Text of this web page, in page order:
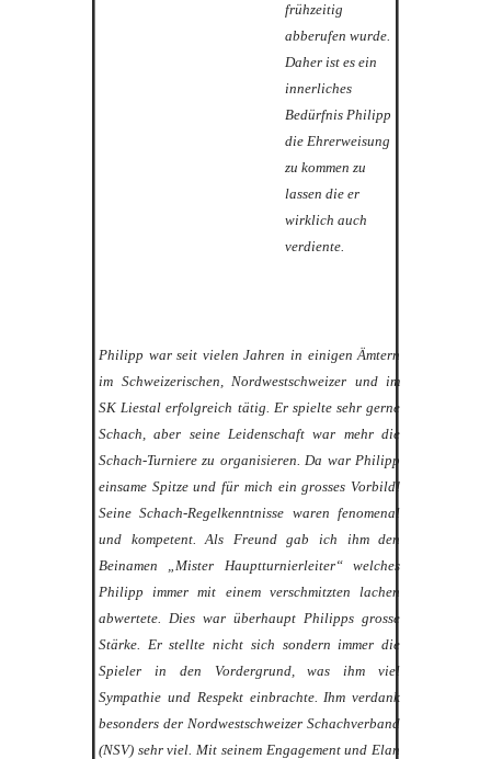
frühzeitig
abberufen wurde.
Daher ist es ein
innerliches
Bedürfnis Philipp
die Ehrerweisung
zu kommen zu
lassen die er
wirklich auch
verdiente.
Philipp war seit vielen Jahren in einigen Ämtern
im Schweizerischen, Nordwestschweizer und im
SK Liestal erfolgreich tätig. Er spielte sehr gerne
Schach, aber seine Leidenschaft war mehr die
Schach-Turniere zu organisieren. Da war Philipp
einsame Spitze und für mich ein grosses Vorbild!
Seine Schach-Regelkenntnisse waren fenomenal
und kompetent. Als Freund gab ich ihm den
Beinamen „Mister Hauptturnierleiter“ welches
Philipp immer mit einem verschmitzten lachen
abwertete. Dies war überhaupt Philipps grosse
Stärke. Er stellte nicht sich sondern immer die
Spieler in den Vordergrund, was ihm viel
Sympathie und Respekt einbrachte. Ihm verdank
besonders der Nordwestschweizer Schachverband
(NSV) sehr viel. Mit seinem Engagement und Elan